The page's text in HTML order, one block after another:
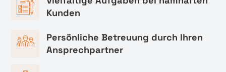
Kunden
Persönliche Betreuung durch Ihren
Ansprechpartner